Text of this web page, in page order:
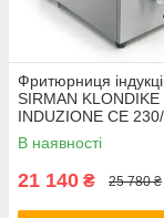
Фритюрниця
SIRMAN KLONDIKE
INDUZIONE CE
3,5 кВт | 220В
В наявності
21 140 ₴ 25 780 ₴